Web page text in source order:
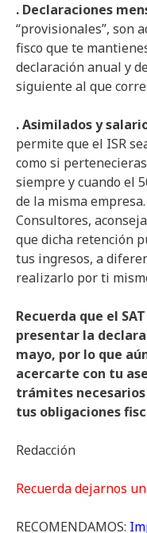
. Declaraciones
“provisionales”, son
fisco que te
declaración anual y
siguiente al que
. Asimilados y
permite que el ISR
como si
siempre y cuando el
de la misma
Consultores,
que dicha retención
tus ingresos, a
realizarlo por ti
Recuerda que el
presentar la
mayo, por lo que
acercarte con tu
trámites
tus obligaciones
Redacción
Recuerda dejarnos
RECOMENDAMOS: